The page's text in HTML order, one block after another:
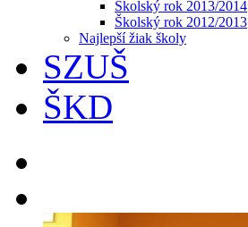
Školský rok 2013/2014
Školský rok 2012/2013
Najlepší žiak školy
SZUŠ
ŠKD